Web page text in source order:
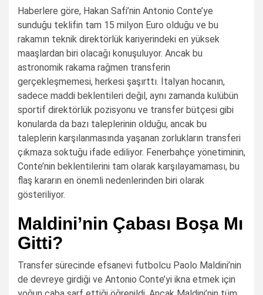
Haberlere göre, Hakan Safi’nin Antonio Conte’ye
sunduğu teklifin tam 15 milyon Euro olduğu ve bu
rakamın teknik direktörlük kariyerindeki en yüksek
maaşlardan biri olacağı konuşuluyor. Ancak bu
astronomik rakama rağmen transferin
gerçekleşmemesi, herkesi şaşırttı. İtalyan hocanın,
sadece maddi beklentileri değil, aynı zamanda kulübün
sportif direktörlük pozisyonu ve transfer bütçesi gibi
konularda da bazı taleplerinin olduğu, ancak bu
taleplerin karşılanmasında yaşanan zorlukların transferi
çıkmaza soktuğu ifade ediliyor. Fenerbahçe yönetiminin,
Conte’nin beklentilerini tam olarak karşılayamaması, bu
flaş kararın en önemli nedenlerinden biri olarak
gösteriliyor.
Maldini’nin Çabası Boşa Mı
Gitti?
Transfer sürecinde efsanevi futbolcu Paolo Maldini’nin
de devreye girdiği ve Antonio Conte’yi ikna etmek için